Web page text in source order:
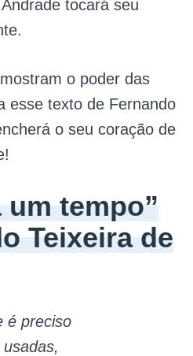
tocará seu
o poder das
esse texto de Fernando
o seu coração de
um tempo”
Teixeira de
é preciso